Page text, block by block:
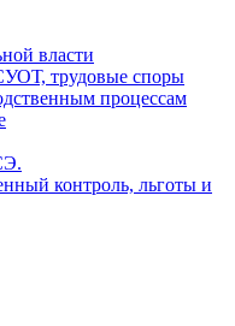
власти
трудовые споры
процессам
контроль, льготы и